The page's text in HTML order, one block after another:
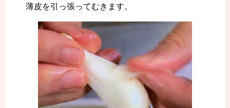
薄皮を引っ張ってむきます。